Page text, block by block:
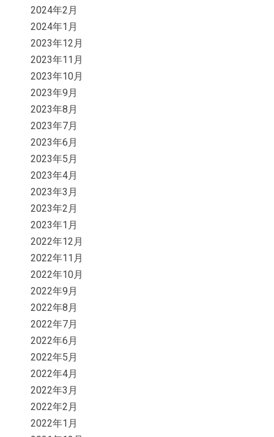
2024年2月
2024年1月
2023年12月
2023年11月
2023年10月
2023年9月
2023年8月
2023年7月
2023年6月
2023年5月
2023年4月
2023年3月
2023年2月
2023年1月
2022年12月
2022年11月
2022年10月
2022年9月
2022年8月
2022年7月
2022年6月
2022年5月
2022年4月
2022年3月
2022年2月
2022年1月